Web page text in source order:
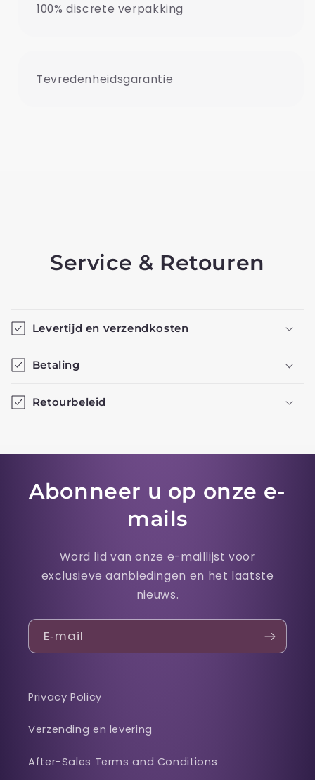
100% discrete verpakking
Tevredenheidsgarantie
Service & Retouren
Levertijd en verzendkosten
Betaling
Retourbeleid
Abonneer u op onze e-
mails
Word lid van onze e-maillijst voor
exclusieve aanbiedingen en het laatste
nieuws.
E‑mail
Privacy Policy
Verzending en levering
After-Sales Terms and Conditions